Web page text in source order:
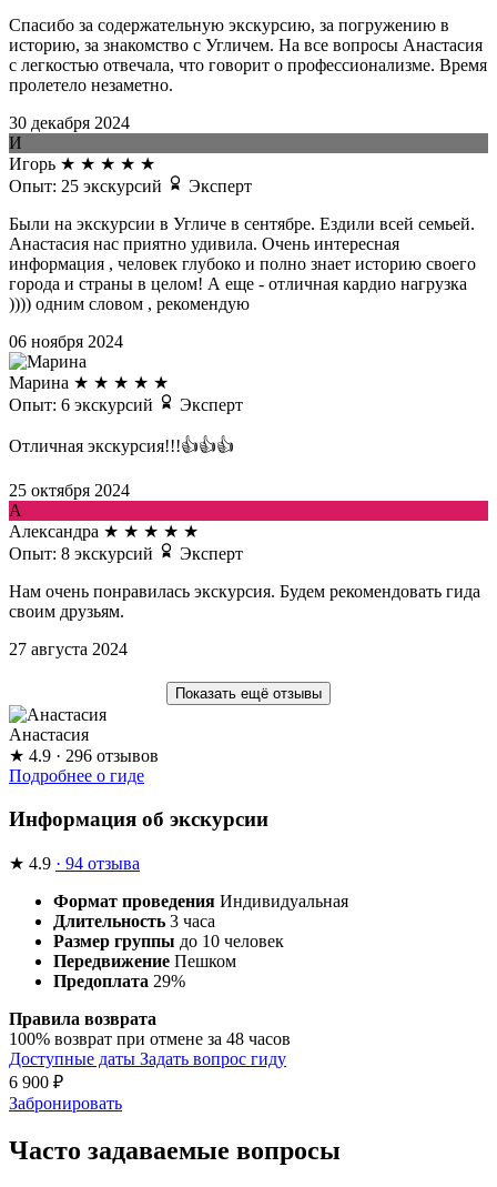
Спасибо за содержательную экскурсию, за погружению в
историю, за знакомство с Угличем. На все вопросы Анастасия
с легкостью отвечала, что говорит о профессионализме. Время
пролетело незаметно.
30 декабря 2024
И
Игорь ★ ★ ★ ★ ★
Опыт: 25 экскурсий
Эксперт
Были на экскурсии в Угличе в сентябре. Ездили всей семьей.
Анастасия нас приятно удивила. Очень интересная
информация , человек глубоко и полно знает историю своего
города и страны в целом! А еще - отличная кардио нагрузка
)))) одним словом , рекомендую
06 ноября 2024
Марина ★ ★ ★ ★ ★
Опыт: 6 экскурсий
Эксперт
Отличная экскурсия!!!👍👍👍
25 октября 2024
А
Александра ★ ★ ★ ★ ★
Опыт: 8 экскурсий
Эксперт
Нам очень понравилась экскурсия. Будем рекомендовать гида
своим друзьям.
27 августа 2024
Показать ещё отзывы
Анастасия
★ 4.9 · 296 отзывов
Подробнее о гиде
Информация об экскурсии
★ 4.9 · 94 отзыва
Формат проведения Индивидуальная
Длительность 3 часа
Размер группы до 10 человек
Передвижение Пешком
Предоплата 29%
Правила возврата
100% возврат при отмене за 48 часов
Доступные даты Задать вопрос гиду
6 900 ₽
Забронировать
Часто задаваемые вопросы